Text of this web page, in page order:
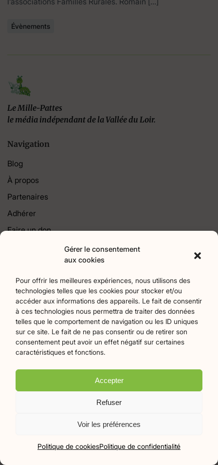
Gérer le consentement
aux cookies
Pour offrir les meilleures expériences, nous utilisons des
technologies telles que les cookies pour stocker et/ou
accéder aux informations des appareils. Le fait de consentir
à ces technologies nous permettra de traiter des données
telles que le comportement de navigation ou les ID uniques
sur ce site. Le fait de ne pas consentir ou de retirer son
consentement peut avoir un effet négatif sur certaines
caractéristiques et fonctions.
Accepter
Refuser
Voir les préférences
Politique de cookiesPolitique de confidentialité
Évènements
Le Mille-Pattes
le média indépendant de la Vallée du Loir.
Navigation
Blog
À propos
Partenaires
Adhérer
Faire un don
Agriculture17 Art et culture256 Associations22
Bien-Etre 2 chronique7 Collectivités territoriales79
Commerces Divers Économie et emploi 61
Éducation94 Évènements372 Histoire et patrimoine174
La parole à nos lecteurs1 Nature et écologie75 Santé
sport27 Tourisme 19
Mentions légales
© 2026 Le Mille-Pattes - Tous droits réservés